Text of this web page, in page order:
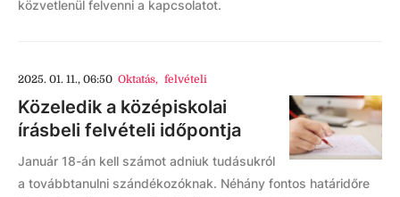
közvetlenül felvenni a kapcsolatot.
2025. 01. 11., 06:50 Oktatás, felvételi
Közeledik a középiskolai
írásbeli felvételi időpontja
Január 18-án kell számot adniuk tudásukról
a továbbtanulni szándékozóknak. Néhány fontos határidőre